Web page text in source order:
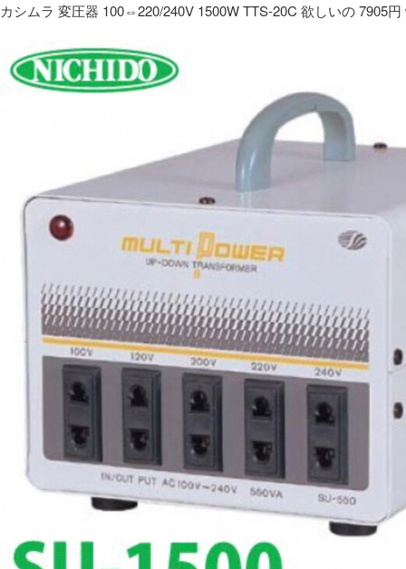
カシムラ 変圧器 100⇔220/240V 1500W TTS-20C 欲しいの 7905円